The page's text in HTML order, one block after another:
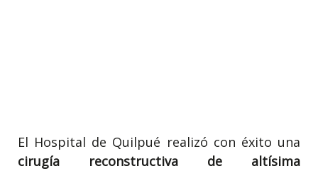
El Hospital de Quilpué realizó con éxito una
cirugía reconstructiva de altísima